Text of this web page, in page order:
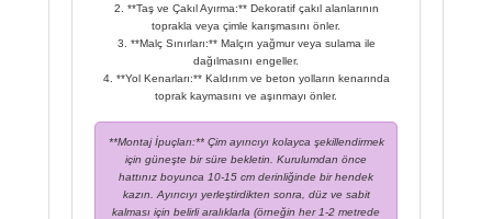
**Taş ve Çakıl Ayırma:** Dekoratif çakıl alanlarının
toprakla veya çimle karışmasını önler.
**Malç Sınırları:** Malçın yağmur veya sulama ile
dağılmasını engeller.
**Yol Kenarları:** Kaldırım ve beton yolların kenarında
toprak kaymasını ve aşınmayı önler.
**Montaj İpuçları:** Çim ayırıcıyı kolayca şekillendirmek
için güneşte bir süre bekletin. Kurulumdan önce
hattınız boyunca 10-15 cm derinliğinde bir hendek
kazın. Ayırıcıyı yerleştirdikten sonra, düz ve sabit
kalması için belirli aralıklarla (örneğin her 1-2 metrede